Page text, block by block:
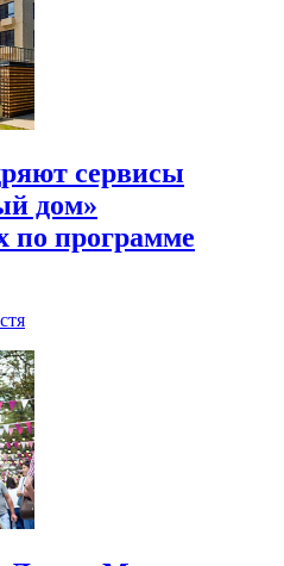
сервисы
дом»
по программе